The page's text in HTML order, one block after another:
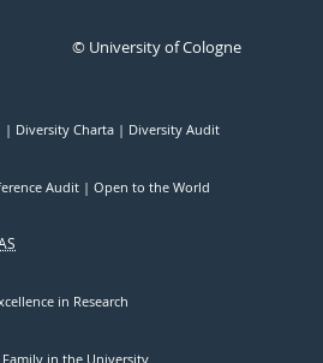
© University of Cologne
Diversity Charta Diversity Audit
Audit Open to the World
in Research
Family in the University